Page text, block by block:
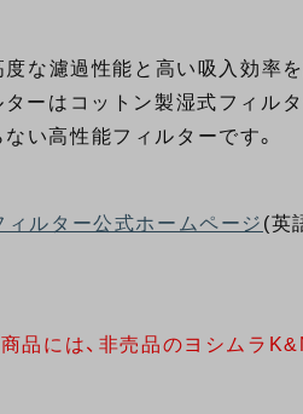
な濾過性能と高い吸入効率
ーはコットン製湿式フィル
い高性能フィルターです。
ィルター公式ホームページ (英
品には、非売品のヨシムラ